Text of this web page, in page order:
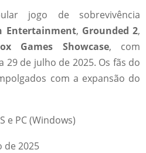
jogo de sobrevivência
Entertainment, Grounded 2,
Games Showcase, com
de julho de 2025. Os fãs do
com a expansão do
e PC (Windows)
de 2025